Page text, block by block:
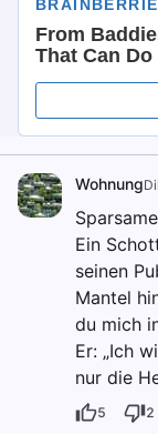
Wohnung
Ein
seinen
Mantel
du mich
Er: „Ich
nur die
5 2